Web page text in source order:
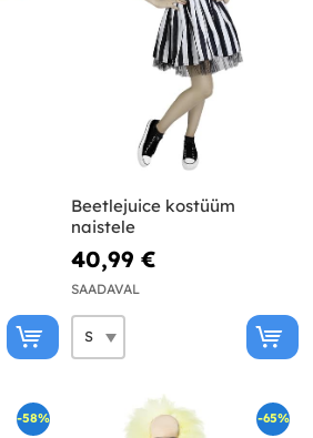
Beetlejuice kostüüm
naistele
40,99 €
SAADAVAL
-58% -65%